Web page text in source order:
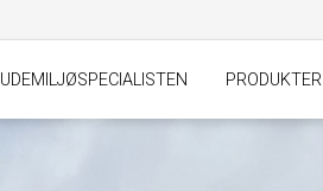
UDEMILJØSPECIALISTEN PRODUKTER